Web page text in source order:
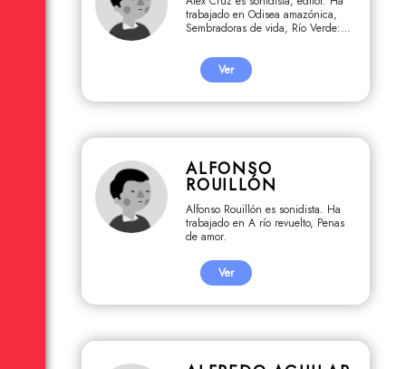
trabajado en Odisea amazónica,
Sembradoras de vida, Río Verde: el
de Sonia, Hijos de la Tierra.
Ver
ALFONSO
ROUILLÓN
Alfonso Rouillón es sonidista. Ha
trabajado en A río revuelto, Penas
de amor.
Ver